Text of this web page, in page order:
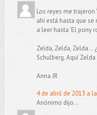
Los reyes me
ahí está hasta que se
a leer hasta 'El pony
Zelda, Zelda, Zelda...
Schulberg. Aquí
Anna JR
4 de abril de 2013 a
Anónimo dijo...